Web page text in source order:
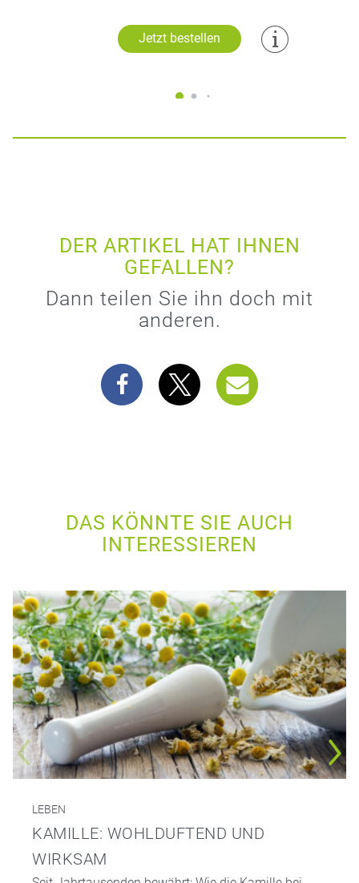
Jetzt bestellen
DER ARTIKEL HAT IHNEN
GEFALLEN?
Dann teilen Sie ihn doch mit
anderen.
DAS KÖNNTE SIE AUCH
INTERESSIEREN
LEBEN
KAMILLE: WOHLDUFTEND UND
WIRKSAM